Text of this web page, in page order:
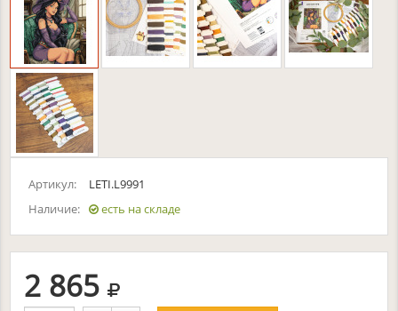
Артикул:
LETI.L9991
Наличие:
есть на складе
2 865 руб.